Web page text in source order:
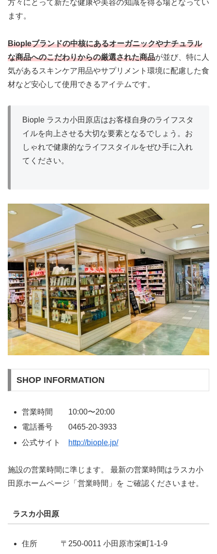
方々にとって新たな健康や美容の知識を得る場となってい
ます。
Biopleブランドの中核にあるオーガニックやナチュラル
な商品へのこだわりからの厳選された商品が並び、特に人
気があるスキンケア用品やサプリメント環境に配慮した食
材など安心して使用できるアイテムです。
Biople ラスカ小田原店はお客様自身のライフスタ
イルを向上させる大切な要素となるでしょう。お
しゃれで健康的なライフスタイルをぜひ手に入れ
てください。
SHOP INFORMATION
営業時間 10:00〜20:00
電話番号 0465-20-3933
公式サイト
http://biople.jp/
施設の営業時間に準じます。 最新の営業時間はラスカ小
田原ホームページ「営業時間」を ご確認くださいませ。
ラスカ小田原
住所 〒250-0011 小田原市栄町1-1-9